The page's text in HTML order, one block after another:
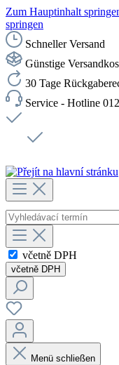
Zum Hauptinhalt
springen
Schneller Versand
Günstige
30 Tage
Service - Hotline
včetně DPH
včetně DPH
Menü schließen